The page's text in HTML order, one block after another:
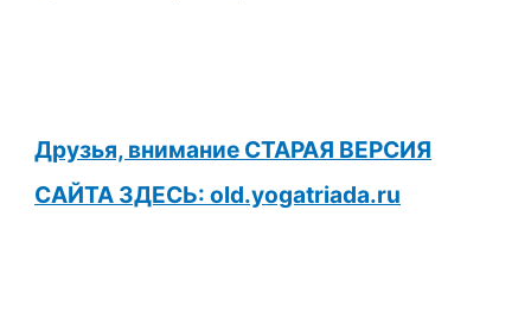
Друзья, внимание СТАРАЯ ВЕРСИЯ
САЙТА ЗДЕСЬ: old.yogatriada.ru